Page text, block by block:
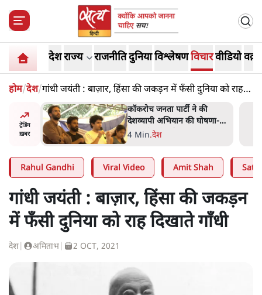
देशराज्य राजनीतिदुनियाविश्लेषणविचारवीडियो
होम/देश/गांधी जयंती : बाज़ार, हिंसा की जकड़न में फँसी दुनिया को राह
दिखाते गाँधी
ट्रेंडिंग
ख़बर
UPI पर प्रस्तावित शुल्क के पीछे
ट्रंप का दबाव? वीजा-मास्टरकार्ड
को फायदा पहुँचाने की चर्चा
6 Min.विश्लेषण
Rahul Gandhi Viral Video Amit Shah
गांधी जयंती : बाज़ार, हिंसा की जकड़न
में फँसी दुनिया को राह दिखाते गाँधी
देश अमिताभ 2 OCT, 2021